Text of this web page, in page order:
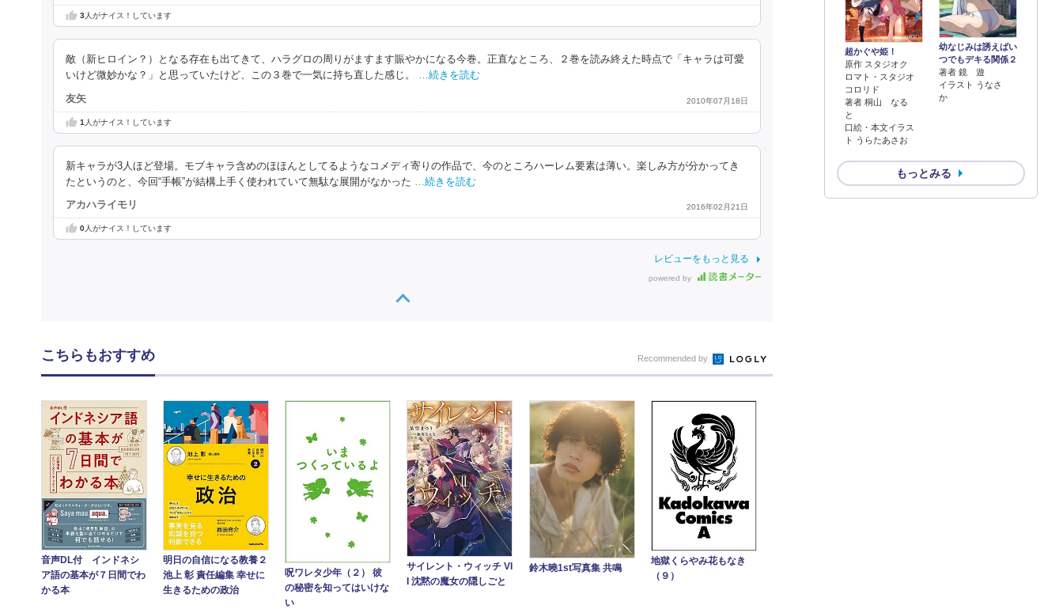
3人がナイス！しています
敵（新ヒロイン？）となる存在も出てきて、ハラグロの周りがますます賑やかになる今巻。正直なところ、２巻を読み終えた時点で「キャラは可愛
いけど微妙かな？」と思っていたけど、この３巻で一気に持ち直した感じ。
…続きを読む
友矢 2010年07月18日
1 人がナイス！しています
新キャラが3人ほど登場。モブキャラ含めのほほんとしてるようなコメディ寄りの作品で、今のところハーレム要素は薄い。楽しみ方が分かってき
たというのと、今回“手帳”が結構上手く使われていて無駄な展開がなかった …続きを読む
アカハライモリ 2016年02月21日
0人がナイス！しています
レビューをもっと見る
powered by
超かぐや姫！
原作 スタジオク
ロマト・スタジオ
コロリド
著者 桐山 なる
と
口絵・本文イラス
ト うらたあさお
幼なじみは誘えばい
つでもデキる関係２
著者 鏡 遊
イラスト うなさ
か
もっとみる
こちらもおすすめ Recommended by
音声DL付 インドネシ
ア語の基本が７日間でわ
かる本
明日の自信になる教養２
池上 彰 責任編集 幸せに
生きるための政治
呪ワレタ少年（２） 彼
の秘密を知ってはいけな
い
サイレント・ウィッチ VI
I 沈黙の魔女の隠しごと
鈴木曉1st写真集 共鳴
地獄くらやみ花もなき
（９）